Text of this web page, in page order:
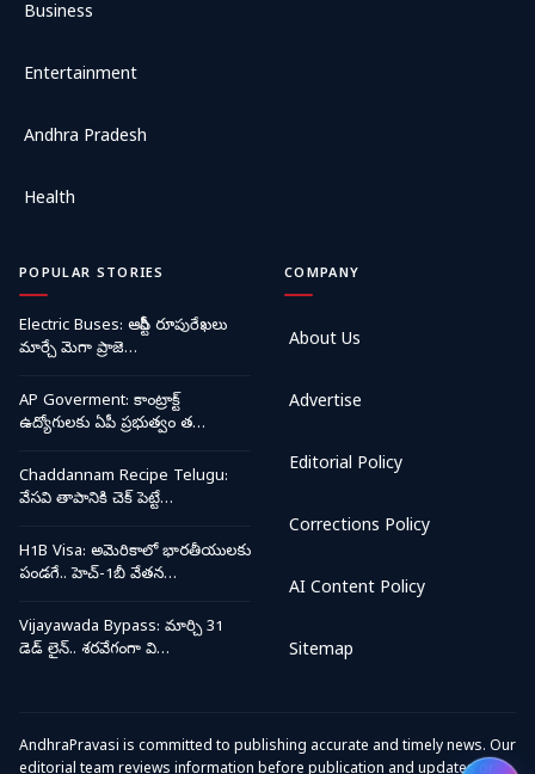
Business
Entertainment
Andhra Pradesh
Health
POPULAR STORIES
Electric Buses: ఆర్టీసీ రూపురేఖలు
మార్చే మెగా ప్రాజె…
AP Goverment: కాంట్రాక్ట్
ఉద్యోగులకు ఏపీ ప్రభుత్వం త…
Chaddannam Recipe Telugu:
వేసవి తాపానికి చెక్ పెట్టే…
H1B Visa: అమెరికాలో భారతీయులకు
పండగే.. హెచ్-1బీ వేతన…
Vijayawada Bypass: మార్చి 31
డెడ్ లైన్.. శరవేగంగా వి…
COMPANY
About Us
Advertise
Editorial Policy
Corrections Policy
AI Content Policy
Sitemap
AndhraPravasi is committed to publishing accurate and timely news. Our
editorial team reviews information before publication and updates or